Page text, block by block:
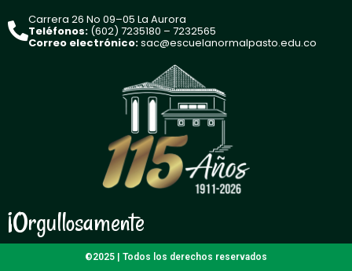
Carrera 26 No 09–05 La Aurora
Teléfonos: (602) 7235180 – 7232565
Correo electrónico:sac@escuelanormalpasto.edu.co
¡Orgullosamente
©2025 | Todos los derechos reservados